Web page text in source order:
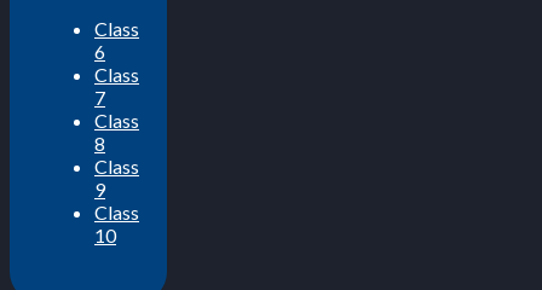
Class
6
Class
7
Class
8
Class
9
Class
10